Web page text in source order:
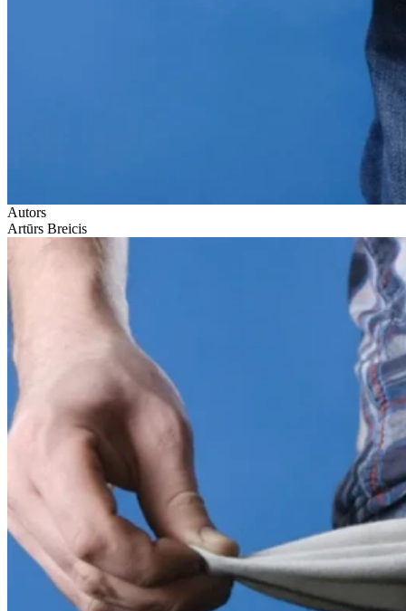
Autors
Artūrs Breicis